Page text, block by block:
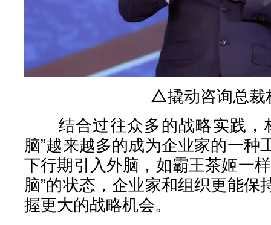
△撬动咨询总裁
结合过往众多的战略实践，
脑”越来越多的成为企业家的一种
下行期引入外脑，如霸王茶姬一
脑”的状态，企业家和组织更能保
握更大的战略机会。